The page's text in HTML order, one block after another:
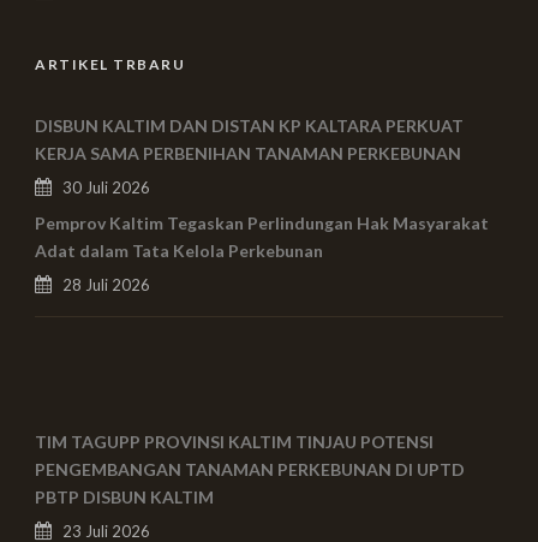
ARTIKEL TRBARU
DISBUN KALTIM DAN DISTAN KP KALTARA PERKUAT
KERJA SAMA PERBENIHAN TANAMAN PERKEBUNAN
30 Juli 2026
Pemprov Kaltim Tegaskan Perlindungan Hak Masyarakat
Adat dalam Tata Kelola Perkebunan
28 Juli 2026
TIM TAGUPP PROVINSI KALTIM TINJAU POTENSI
PENGEMBANGAN TANAMAN PERKEBUNAN DI UPTD
PBTP DISBUN KALTIM
23 Juli 2026